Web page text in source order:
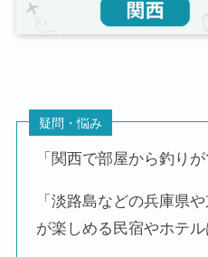
疑問・悩み
「関西で部屋から釣り
「淡路島などの兵庫県
が楽しめる民宿やホテル